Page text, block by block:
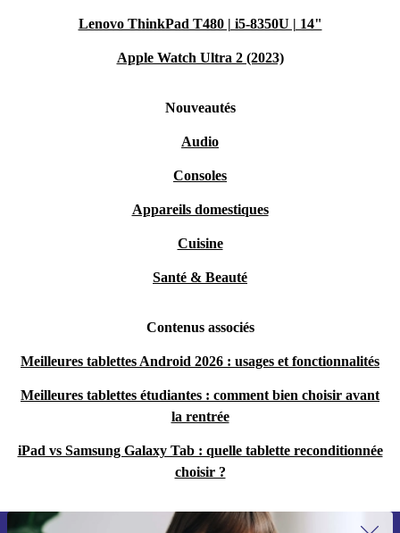
Lenovo ThinkPad T480 | i5-8350U | 14"
Apple Watch Ultra 2 (2023)
Nouveautés
Audio
Consoles
Appareils domestiques
Cuisine
Santé & Beauté
Contenus associés
Meilleures tablettes Android 2026 : usages et fonctionnalités
Meilleures tablettes étudiantes : comment bien choisir avant
la rentrée
iPad vs Samsung Galaxy Tab : quelle tablette reconditionnée
choisir ?